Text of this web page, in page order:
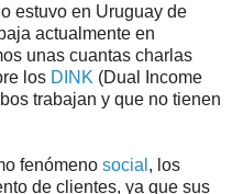
estuvo en Uruguay de
actualmente en
unas cuantas charlas
los DINK (Dual Income
trabajan y que no tienen
fenómeno social , los
de clientes, ya que sus